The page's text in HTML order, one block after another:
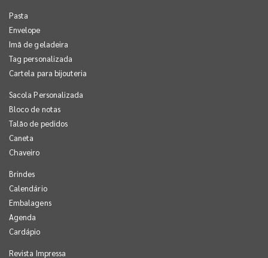
Pasta
Envelope
Imã de geladeira
Tag personalizada
Cartela para bijouteria
Sacola Personalizada
Bloco de notas
Talão de pedidos
Caneta
Chaveiro
Brindes
Calendário
Embalagens
Agenda
Cardápio
Revista Impressa